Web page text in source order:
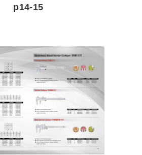
p14-15